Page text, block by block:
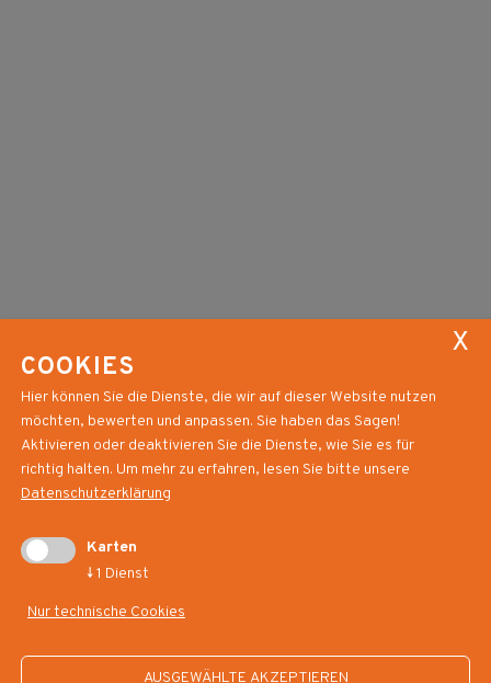
HELI - Flugrettung Südtirol EO
I-39100 Bozen (BZ)
COOKIES
Hier können Sie die Dienste, die wir auf dieser Website nutzen
möchten, bewerten und anpassen. Sie haben das Sagen!
Aktivieren oder deaktivieren Sie die Dienste, wie Sie es für
richtig halten. Um mehr zu erfahren, lesen Sie bitte unsere
Datenschutzerklärung
Karten
↓1 Dienst
Nur technische Cookies
AUSGEWÄHLTE AKZEPTIEREN